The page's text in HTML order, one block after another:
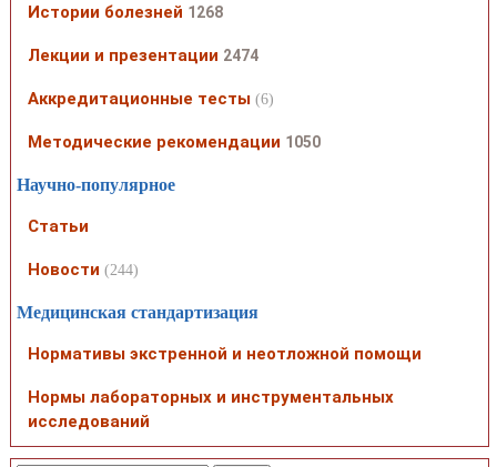
Истории болезней 1268
Лекции и презентации 2474
Аккредитационные тесты (6)
Методические рекомендации 1050
Научно-популярное
Статьи
Новости (244)
Медицинская стандартизация
Нормативы экстренной и неотложной помощи
Нормы лабораторных и инструментальных
исследований